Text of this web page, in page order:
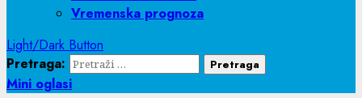
Vremenska prognoza
Light/Dark Button
Pretraga:
Mini oglasi